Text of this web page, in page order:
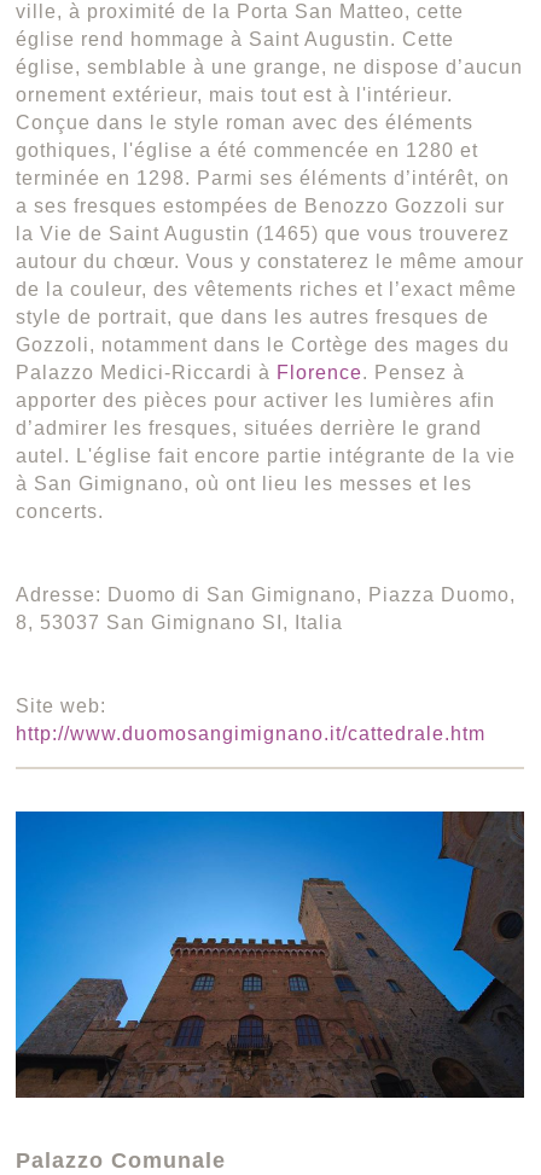
ville, à proximité de la Porta San Matteo, cette
église rend hommage à Saint Augustin. Cette
église, semblable à une grange, ne dispose d’aucun
ornement extérieur, mais tout est à l'intérieur.
Conçue dans le style roman avec des éléments
gothiques, l'église a été commencée en 1280 et
terminée en 1298. Parmi ses éléments d’intérêt, on
a ses fresques estompées de Benozzo Gozzoli sur
la Vie de Saint Augustin (1465) que vous trouverez
autour du chœur. Vous y constaterez le même amour
de la couleur, des vêtements riches et l’exact même
style de portrait, que dans les autres fresques de
Gozzoli, notamment dans le Cortège des mages du
Palazzo Medici-Riccardi à Florence. Pensez à
apporter des pièces pour activer les lumières afin
d’admirer les fresques, situées derrière le grand
autel. L'église fait encore partie intégrante de la vie
à San Gimignano, où ont lieu les messes et les
concerts.
Adresse: Duomo di San Gimignano, Piazza Duomo,
8, 53037 San Gimignano SI, Italia
Site web:
http://www.duomosangimignano.it/cattedrale.htm
Palazzo Comunale